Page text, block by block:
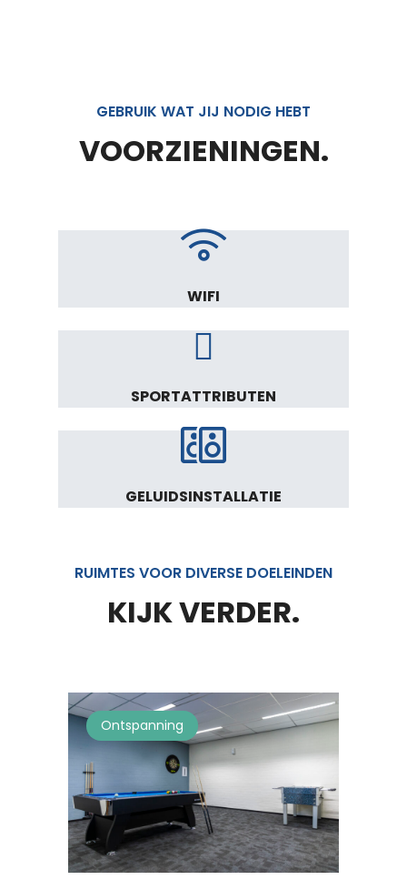
GEBRUIK WAT JIJ NODIG HEBT
VOORZIENINGEN.
WIFI
SPORTATTRIBUTEN
GELUIDSINSTALLATIE
RUIMTES VOOR DIVERSE DOELEINDEN
KIJK VERDER.
Ontspanning